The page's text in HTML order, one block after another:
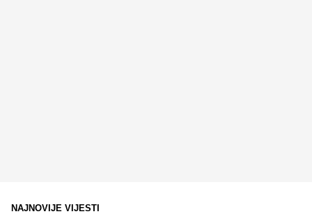
NAJNOVIJE VIJESTI